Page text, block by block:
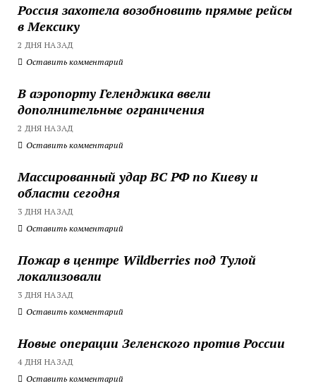
Россия захотела возобновить прямые рейсы
в Мексику
2 ДНЯ НАЗАД
Оставить комментарий
В аэропорту Геленджика ввели
дополнительные ограничения
2 ДНЯ НАЗАД
Оставить комментарий
Массированный удар ВС РФ по Киеву и
области сегодня
3 ДНЯ НАЗАД
Оставить комментарий
Пожар в центре Wildberries под Тулой
локализовали
3 ДНЯ НАЗАД
Оставить комментарий
Новые операции Зеленского против России
4 ДНЯ НАЗАД
Оставить комментарий